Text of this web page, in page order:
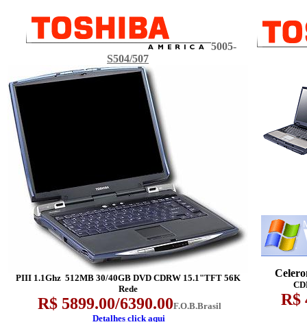
5005-
S504/507
PIII 1.1Ghz 512MB 30/40GB DVD CDRW 15.1"TFT 56K
Rede
R$ 5899.00/6390.00F.O.B.Brasil
Detalhes click aqui
R$